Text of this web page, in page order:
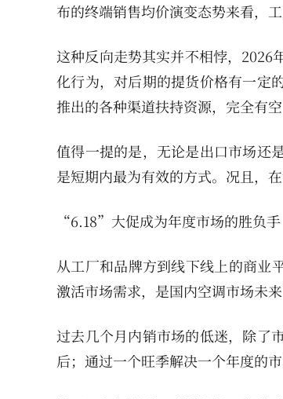
布的终端销售均价演变态势来看，
这种反向走势其实并不相悖，2026
化行为，对后期的提货价格有一定
推出的各种渠道扶持资源，完全有空
值得一提的是，无论是出口市场还
是短期内最为有效的方式。况且，
“6.18”大促成为年度市场的胜负手
从工厂和品牌方到线下线上的商
激活市场需求，是国内空调市场未来
过去几个月内销市场的低迷，除了
后；通过一个旺季解决一个年度的